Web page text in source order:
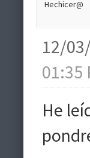
Hechicer@
12/
01:35
He